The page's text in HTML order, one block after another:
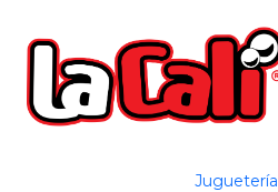
Juguetería